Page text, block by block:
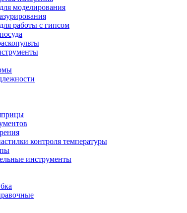
моделирования
работы с гипсом
контроля температуры
инструменты